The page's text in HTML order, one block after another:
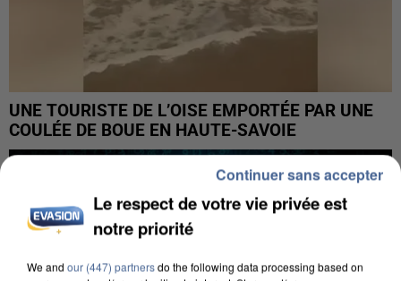
UNE TOURISTE DE L’OISE EMPORTÉE PAR UNE
COULÉE DE BOUE EN HAUTE-SAVOIE
Le respect de votre vie privée est
notre priorité
We and our (447) partnersdo the following data processing based on
Continuer sans accepter